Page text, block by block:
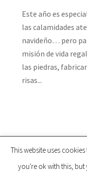
Este año es
las calamidades
navideño… pero
misión de vida
las piedras,
risas...
Copyright ©2002 -
This website uses
you're ok with this,